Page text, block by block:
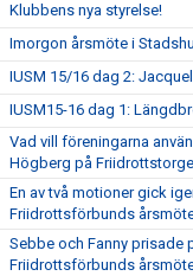
Klubbens nya styrelse!
Imorgon årsmöte i
IUSM 15/16 dag 2:
IUSM15-16 dag 1:
Vad vill föreningarna
Högberg på
En av två motioner gick
Friidrottsförbunds
Sebbe och Fanny prisade
Friidrottsförbunds